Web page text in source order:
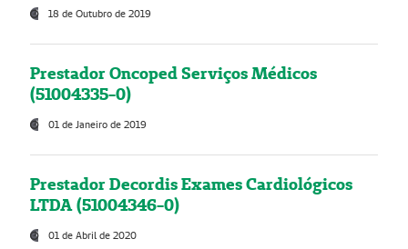
18 de Outubro de 2019
Prestador Oncoped Serviços Médicos
(51004335-0)
01 de Janeiro de 2019
Prestador Decordis Exames Cardiológicos
LTDA (51004346-0)
01 de Abril de 2020